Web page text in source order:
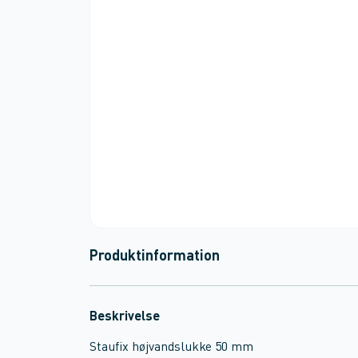
Produktinformation
Beskrivelse
Staufix højvandslukke 50 mm